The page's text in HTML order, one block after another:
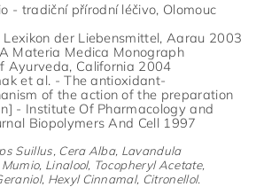
- tradiční přírodní léčivo, Olomouc
Lexikon der Liebensmittel, Aarau 2003
Materia Medica Monograph
Ayurveda, California 2004
et al. - The antioxidant-
of the action of the preparation
- Institute Of Pharmacology and
Biopolymers And Cell 1997
Suillus, Cera Alba, Lavandula
Linalool, Tocopheryl Acetate,
Hexyl Cinnamal, Citronellol.